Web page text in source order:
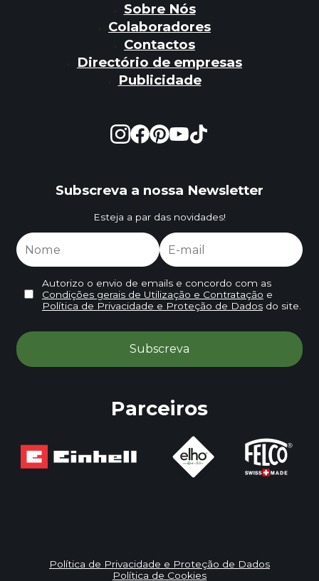
Sobre Nós
Colaboradores
Contactos
Directório de empresas
Publicidade
Subscreva a nossa Newsletter
Esteja a par das novidades!
Autorizo o envio de emails e concordo com as
Condições gerais de Utilização e Contratação e
Política de Privacidade e Proteção de Dadosdo site.
Parceiros
Política de Privacidade e Proteção de Dados
Política de Cookies